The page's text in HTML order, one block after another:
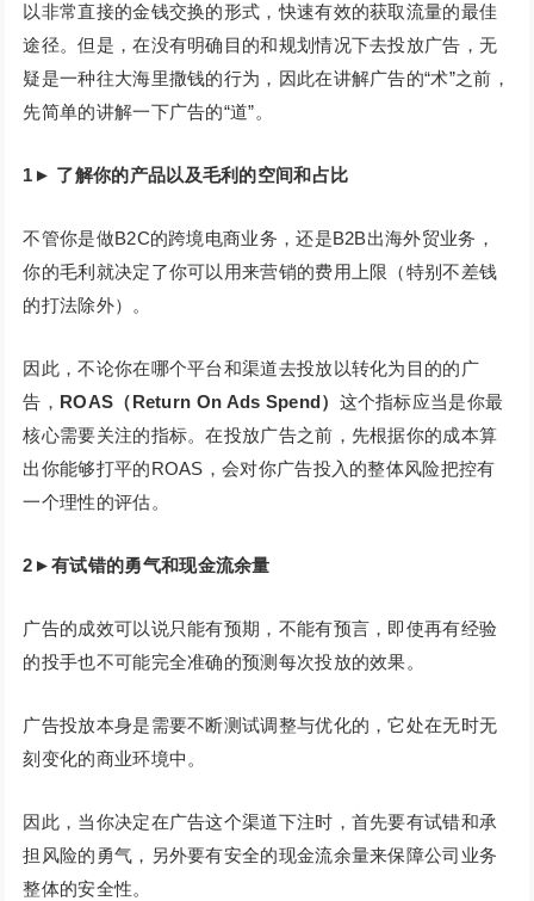
以非常直接的金钱交换的形式，快速有效的获取流量的最佳
途径。但是，在没有明确目的和规划情况下去投放广告，无
疑是一种往大海里撒钱的行为，因此在讲解广告的“术”之前，
先简单的讲解一下广告的“道”。
1 ► 了解你的产品以及毛利的空间和占比
不管你是做B2C的跨境电商业务，还是B2B出海外贸业务，
你的毛利就决定了你可以用来营销的费用上限（特别不差钱
的打法除外）。
因此，不论你在哪个平台和渠道去投放以转化为目的的广
告， ROAS（Return On Ads Spend） 这个指标应当是你最
核心需要关注的指标。在投放广告之前，先根据你的成本算
出你能够打平的ROAS，会对你广告投入的整体风险把控有
一个理性的评估。
2 ►有试错的勇气和现金流余量
广告的成效可以说只能有预期，不能有预言，即使再有经验
的投手也不可能完全准确的预测每次投放的效果。
广告投放本身是需要不断测试调整与优化的，它处在无时无
刻变化的商业环境中。
因此，当你决定在广告这个渠道下注时，首先要有试错和承
担风险的勇气，另外要有安全的现金流余量来保障公司业务
整体的安全性。